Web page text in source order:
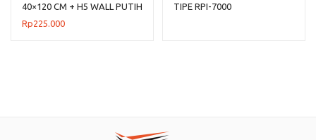
40×120 CM + H5 WALL PUTIH
Rp225.000
TIPE RPI-7000